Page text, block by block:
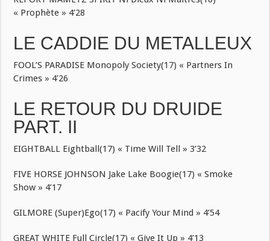
« Prophète » 4’28
LE CADDIE DU METALLEUX
FOOL’S PARADISE Monopoly Society(17) « Partners In
Crimes » 4’26
LE RETOUR DU DRUIDE
PART. II
EIGHTBALL Eightball(17) « Time Will Tell » 3’32
FIVE HORSE JOHNSON Jake Lake Boogie(17) « Smoke
Show » 4’17
GILMORE (Super)Ego(17) « Pacify Your Mind » 4’54
GREAT WHITE Full Circle(17) « Give It Up » 4’13